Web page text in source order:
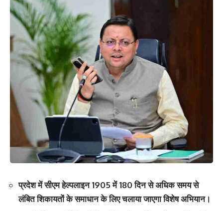
प्रदेश में सीएम हेल्पलाइन 1905 में 180 दिन से अधिक समय से
लंबित शिकायतों के समाधान के लिए चलाया जाएगा विशेष अभियान।